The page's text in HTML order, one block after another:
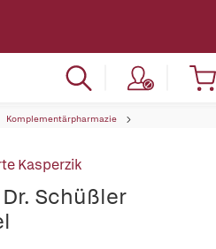
Komplementärpharmazie
Kasperzik
Schüßler